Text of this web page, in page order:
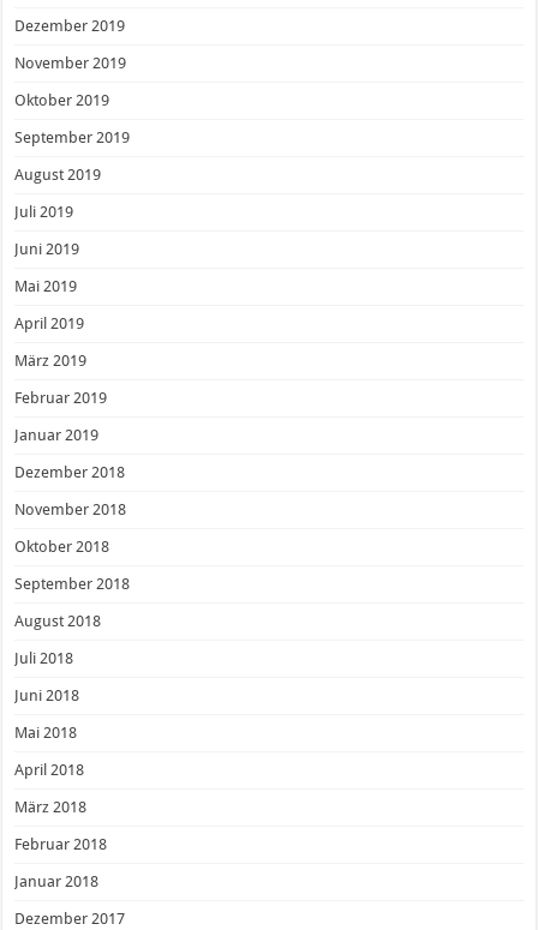
Dezember 2019
November 2019
Oktober 2019
September 2019
August 2019
Juli 2019
Juni 2019
Mai 2019
April 2019
März 2019
Februar 2019
Januar 2019
Dezember 2018
November 2018
Oktober 2018
September 2018
August 2018
Juli 2018
Juni 2018
Mai 2018
April 2018
März 2018
Februar 2018
Januar 2018
Dezember 2017